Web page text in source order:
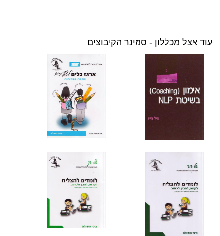
עוד אצל מכללון - סמינר הקיבוצים